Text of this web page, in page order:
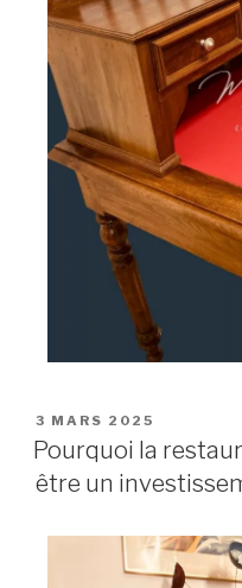
3 MARS 2025
Pourquoi la
être un